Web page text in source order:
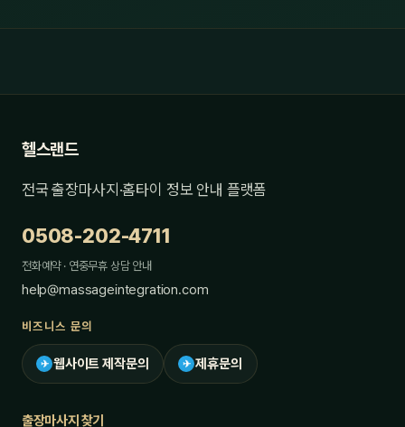
헬스랜드
전국 출장마사지·홈타이 정보 안내 플랫폼
0508-202-4711
전화예약 · 연중무휴 상담 안내
help@massageintegration.com
비즈니스 문의
✈ 웹사이트 제작문의 ✈ 제휴문의
출장마사지 찾기